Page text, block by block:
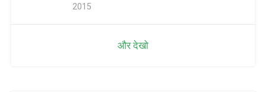
2015
और देखो